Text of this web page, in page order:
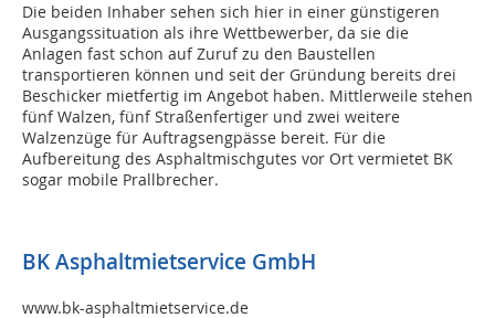
Die beiden Inhaber sehen sich hier in einer günstigeren
Ausgangssituation als ihre Wettbewerber, da sie die
Anlagen fast schon auf Zuruf zu den Baustellen
transportieren können und seit der Gründung bereits drei
Beschicker mietfertig im Angebot haben. Mittlerweile stehen
fünf Walzen, fünf Straßenfertiger und zwei weitere
Walzenzüge für Auftragsengpässe bereit. Für die
Aufbereitung des Asphaltmischgutes vor Ort vermietet BK
sogar mobile Prallbrecher.
BK Asphaltmietservice GmbH
www.bk-asphaltmietservice.de